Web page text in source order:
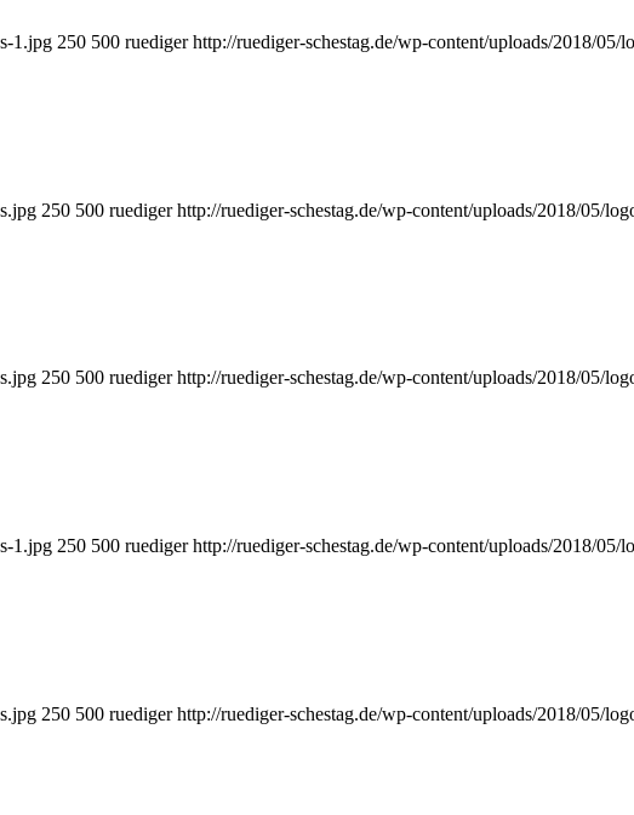
1.jpg 250 500 ruediger http://ruediger-schestag.de/wp-content/uploads/2018/05/
250 500 ruediger http://ruediger-schestag.de/wp-content/uploads/2018/05/
250 500 ruediger http://ruediger-schestag.de/wp-content/uploads/2018/05/
1.jpg 250 500 ruediger http://ruediger-schestag.de/wp-content/uploads/2018/05/
250 500 ruediger http://ruediger-schestag.de/wp-content/uploads/2018/05/